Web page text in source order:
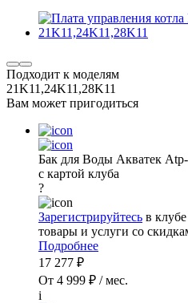
Подходит к моделям
21K11,24K11,28K11
Вам может пригодиться
Бак для Воды Акватек
с картой клуба
?
Зарегистрируйтесь в
товары и услуги со
Подробнее
17 277 ₽
От 4 999 ₽ / мес.
i